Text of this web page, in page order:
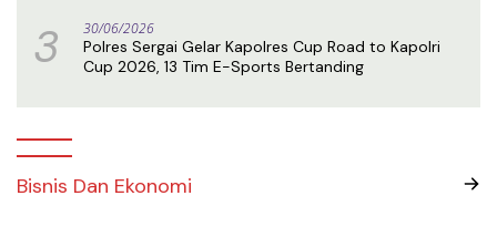
3 30/06/2026
Polres Sergai Gelar Kapolres Cup Road to Kapolri
Cup 2026, 13 Tim E-Sports Bertanding
Bisnis Dan Ekonomi